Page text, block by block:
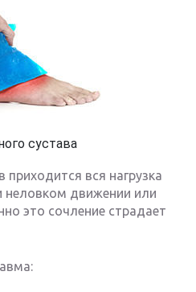
сустава
приходится вся нагрузка
неловком движении или
это сочление страдает